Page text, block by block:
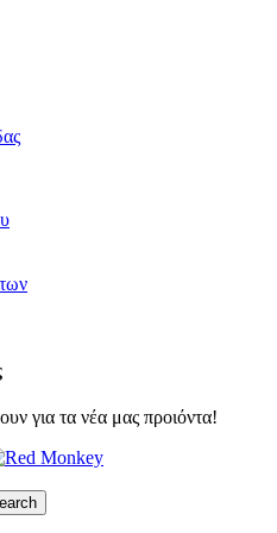
για τα νέα μας προιόντα!